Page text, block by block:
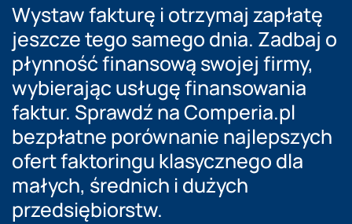
Wystaw fakturę i otrzymaj zapłatę
jeszcze tego samego dnia. Zadbaj o
płynność finansową swojej firmy,
wybierając usługę finansowania
faktur. Sprawdź na Comperia.pl
bezpłatne porównanie najlepszych
ofert faktoringu klasycznego dla
małych, średnich i dużych
przedsiębiorstw.